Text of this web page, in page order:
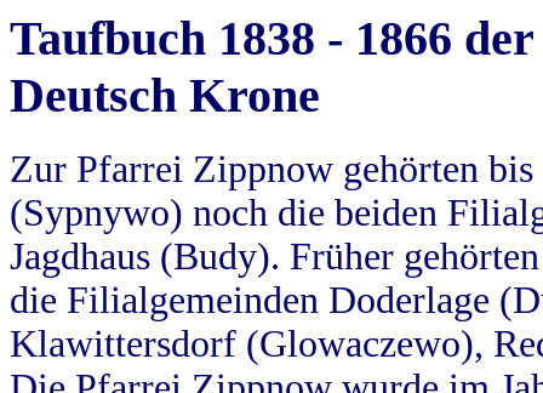
Taufbuch 1838 - 1866
Deutsch Krone
Zur Pfarrei Zippnow gehörten
(Sypnywo) noch die beiden
Jagdhaus (Budy). Früher
die Filialgemeinden Doderlage
Klawittersdorf (Glowaczewo),